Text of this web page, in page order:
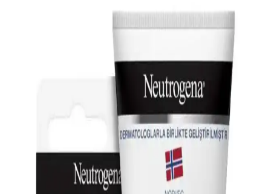
Koruma Yöntemleri ve Dikkat Edilmesi Gerekenler
Alkollü kolonya kullanırken cilt sağlığını korumak için nemlendirici
ve doğal ürünler kullanın, tahrişi önleyin ve doğru uygulama
yöntemleriyle hijyen ve bakım arasında denge sağlayın.
Güçlendiren ve Nemlendiren El Kremi: Cilt Sağlığını
Koruyan Günlük Bakım Ürünü
El kremleri cilt bariyerini güçlendirir, nem tutar ve kuru, çatlamış
elleri korur. Doğal içeriklerle zenginleştirilmiş ürünler, düzenli
kullanımda el sağlığını destekler ve yaşlanma belirtilerini geciktirir.
Nemlendirme Odaklı Kokulu El Kremi: Cilt Sağlığı
ve Hoş Koku Sunan Günlük Bakım Ürünü